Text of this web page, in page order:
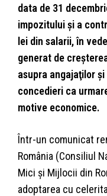
data de 31
impozitului şi a
lei din salarii, în
generat de
asupra angajaţilor
concedieri ca
motive economice.
Într-un comunicat
România (Consiliul
Mici şi Mijlocii din
adoptarea cu